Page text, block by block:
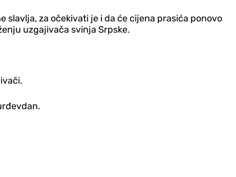
slavlja, za očekivati je i da će cijena prasića ponovo
uzgajivača svinja Srpske.